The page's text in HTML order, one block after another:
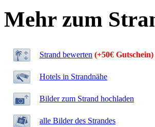
Mehr zum
Strand bewerten (+50€ Gutschein)
Hotels in Strandnähe
Bilder zum Strand hochladen
alle Bilder des Strandes